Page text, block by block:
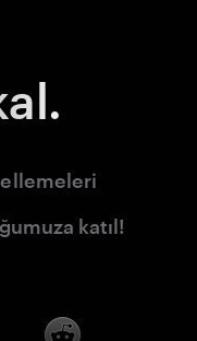
katıl!